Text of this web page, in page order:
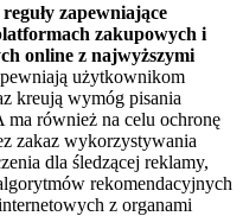
zapewniające
zakupowych i
online z najwyższymi
użytkownikom
kreują wymóg pisania
również na celu ochronę
zakaz wykorzystywania
dla śledzącej reklamy,
rekomendacyjnych
z organami